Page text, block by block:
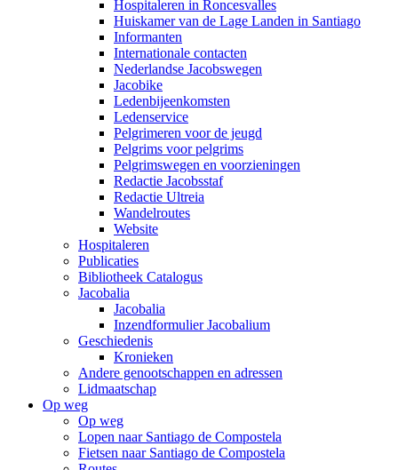
Hospitaleren in Roncesvalles
Huiskamer van de Lage Landen in Santiago
Informanten
Internationale contacten
Nederlandse Jacobswegen
Jacobike
Ledenbijeenkomsten
Ledenservice
Pelgrimeren voor de jeugd
Pelgrims voor pelgrims
Pelgrimswegen en voorzieningen
Redactie Jacobsstaf
Redactie Ultreia
Wandelroutes
Website
Hospitaleren
Publicaties
Bibliotheek Catalogus
Jacobalia
Jacobalia
Inzendformulier Jacobalium
Geschiedenis
Kronieken
Andere genootschappen en adressen
Lidmaatschap
Op weg
Op weg
Lopen naar Santiago de Compostela
Fietsen naar Santiago de Compostela